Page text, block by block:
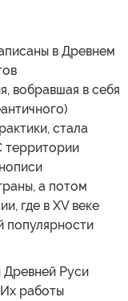
в Древнем
вобравшая в себя
стала
территории
а потом
где в XV веке
популярности
Руси
работы